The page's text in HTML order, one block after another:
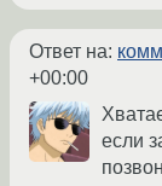
Ответ на:
+00:00
если